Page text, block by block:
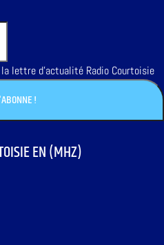
lettre d'actualité Radio Courtoisie
EN (MHZ)